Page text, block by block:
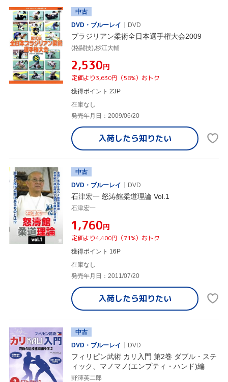
中古
DVD・ブルーレイ
DVD
ブラジリアン柔術全日本選手権大会2009
(格闘技),杉江大輔
¥2,530円
定価より3,630円（58%）おトク
獲得ポイント 23P
在庫なし
発売年月日：2009/06/20
入荷したら知りたい
中古
DVD・ブルーレイ
DVD
石津宏一 怒涛館柔道理論 Vol.1
石津宏一
¥1,760円
定価より4,400円（71%）おトク
獲得ポイント 16P
在庫なし
発売年月日：2011/07/20
入荷したら知りたい
中古
DVD・ブルーレイ
DVD
フィリピン武術 カリ入門 第2巻 ダブル・ステ
ィック、マノマノ(エンプティ・ハンド)編
野澤英二郎